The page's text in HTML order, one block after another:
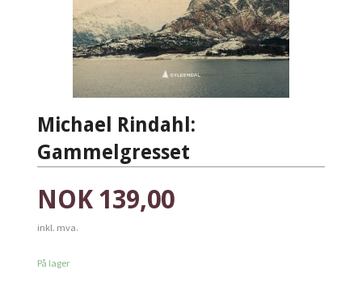
Michael Rindahl:
Gammelgresset
Pris
NOK 139,00
inkl. mva.
På lager